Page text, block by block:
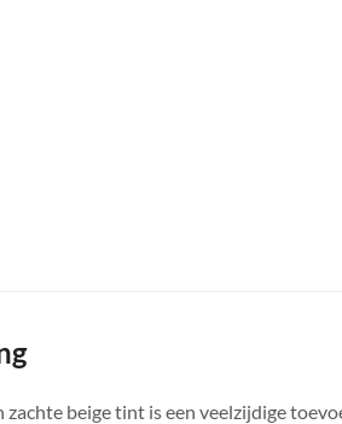
beige tint is een veelzijdige